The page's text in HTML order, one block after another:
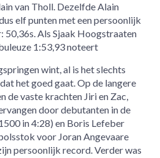
van Tholl. Dezelfde Alain
elf punten met een persoonlijk
50,36s. Als Sjaak Hoogstraaten
1:53,93 noteert
wint, al is het slechts
het goed gaat. Op de langere
de vaste krachten Jiri en Zac,
door debutanten in de
in 4:28) en Boris Lefeber
voor Joran Angevaare
persoonlijk record. Verder was